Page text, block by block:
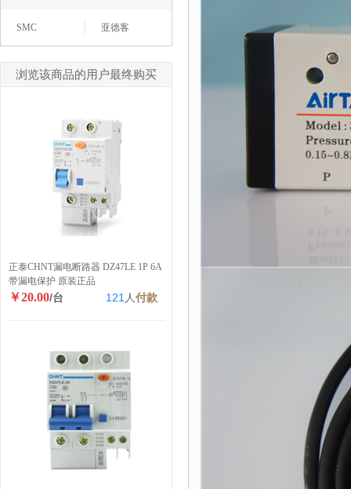
SMC 亚德客
浏览该商品的用户最终购买
正泰CHNT漏电断路器 DZ47LE 1P 6A
带漏电保护 原装正品
￥20.00/台 121 人付款